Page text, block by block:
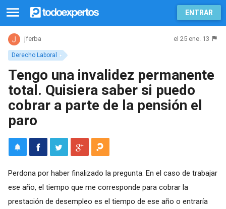
ENTRAR
Derecho Laboral
jferba el 25 ene. 13
Tengo una invalidez permanente
total. Quisiera saber si puedo
cobrar a parte de la pensión el
paro
Perdona por haber finalizado la pregunta. En el caso de trabajar
ese año, el tiempo que me corresponde para cobrar la
prestación de desempleo es el tiempo de ese año o entraría